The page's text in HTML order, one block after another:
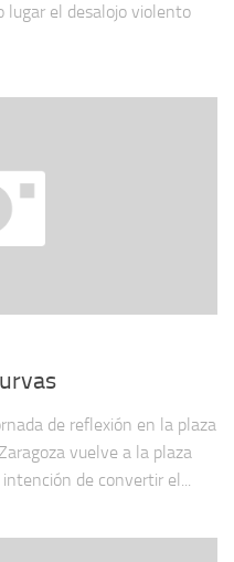
lugar el desalojo violento
de reflexión en la plaza
vuelve a la plaza
de convertir el...